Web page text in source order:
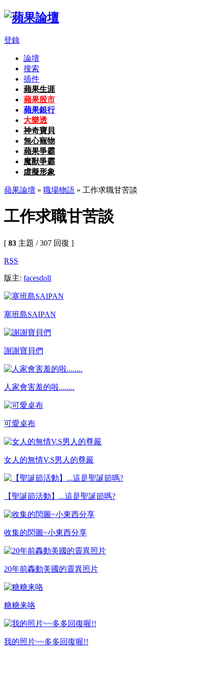
登錄
論壇
搜索
插件
蘋果生涯
蘋果股市
蘋果銀行
大樂透
神奇寶貝
無心寵物
蘋果爭霸
魔獸爭霸
虛擬形象
蘋果論壇 » 職場物語 » 工作求職甘苦談
工作求職甘苦談
[ 83 主題 / 307 回復 ]
RSS
版主: facesdoll
塞班島SAIPAN
謝謝寶貝們
人家會害羞的啦........
可愛桌布
女人的無情V.S男人的尊嚴
【聖誕節活動】...這是聖誕節嗎?
收集的閃圖~小東西分享
20年前轟動美國的靈異照片
糖糖来咯
我的照片~~多多回復喔!!